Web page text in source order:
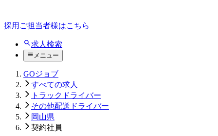
採用ご担当者様はこちら
求人検索
メニュー
GOジョブ
すべての求人
トラックドライバー
その他配送ドライバー
岡山県
契約社員